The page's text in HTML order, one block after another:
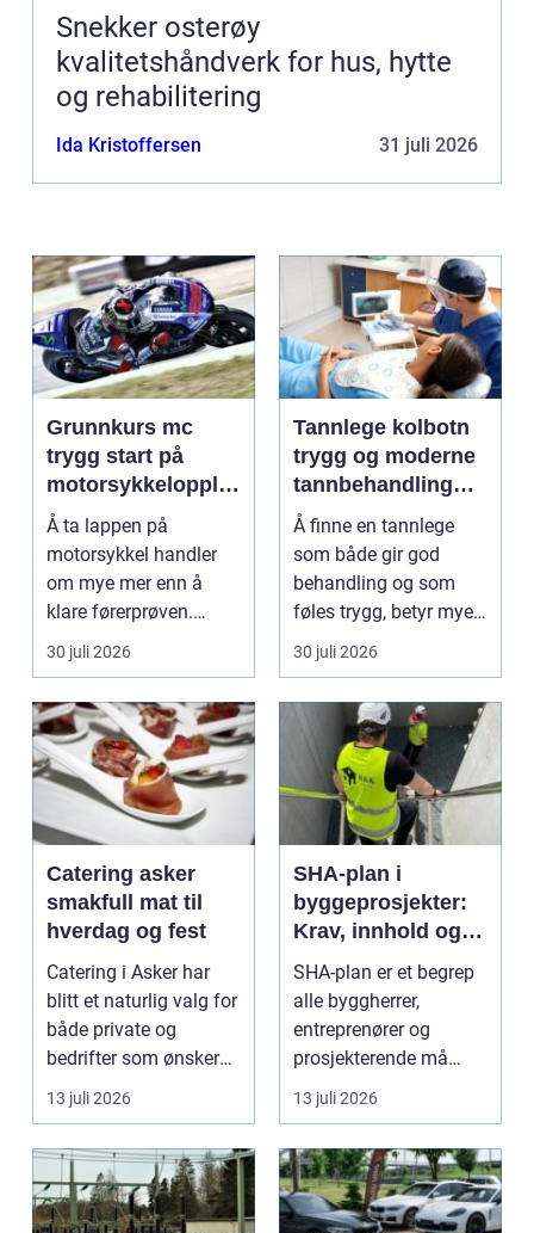
Snekker osterøy
kvalitetshåndverk for hus, hytte
og rehabilitering
Ida Kristoffersen 31 juli 2026
Grunnkurs mc
trygg start på
motorsykkelopplæ
ringen
Å ta lappen på
motorsykkel handler
om mye mer enn å
klare førerprøven.
Mange ønsker
frihetsfølelsen ...
30 juli 2026
Tannlege kolbotn
trygg og moderne
tannbehandling
nær deg
Å finne en tannlege
som både gir god
behandling og som
føles trygg, betyr mye
for de fleste. Mange
ø...
30 juli 2026
Catering asker
smakfull mat til
hverdag og fest
Catering i Asker har
blitt et naturlig valg for
både private og
bedrifter som ønsker
god mat uten st...
13 juli 2026
SHA-plan i
byggeprosjekter:
Krav, innhold og
praktisk nytte
SHA-plan er et begrep
alle byggherrer,
entreprenører og
prosjekterende må
forholde seg ...
13 juli 2026